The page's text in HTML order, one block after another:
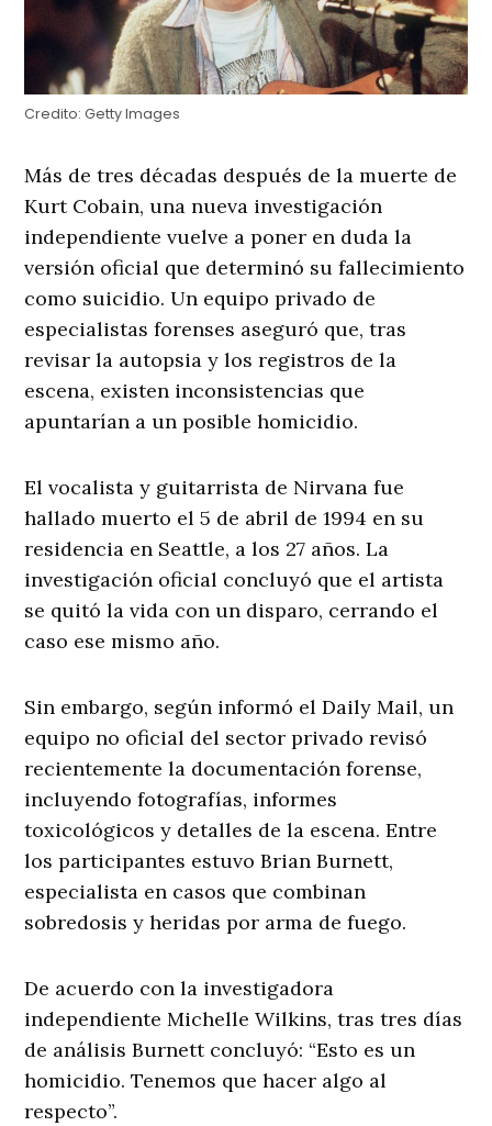
Credito: Getty Images
Más de tres décadas después de la muerte de
Kurt Cobain, una nueva investigación
independiente vuelve a poner en duda la
versión oficial que determinó su fallecimiento
como suicidio. Un equipo privado de
especialistas forenses aseguró que, tras
revisar la autopsia y los registros de la
escena, existen inconsistencias que
apuntarían a un posible homicidio.
El vocalista y guitarrista de Nirvana fue
hallado muerto el 5 de abril de 1994 en su
residencia en Seattle, a los 27 años. La
investigación oficial concluyó que el artista
se quitó la vida con un disparo, cerrando el
caso ese mismo año.
Sin embargo, según informó el Daily Mail, un
equipo no oficial del sector privado revisó
recientemente la documentación forense,
incluyendo fotografías, informes
toxicológicos y detalles de la escena. Entre
los participantes estuvo Brian Burnett,
especialista en casos que combinan
sobredosis y heridas por arma de fuego.
De acuerdo con la investigadora
independiente Michelle Wilkins, tras tres días
de análisis Burnett concluyó: “Esto es un
homicidio. Tenemos que hacer algo al
respecto”.